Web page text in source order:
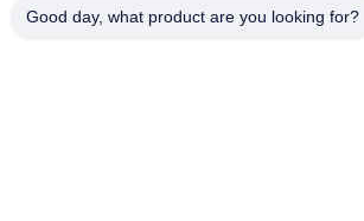
F3: Wie funktioniert Stenter Machine Parts?
Good day, what product are you looking for?